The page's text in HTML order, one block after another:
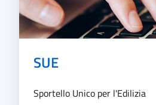
SUE
Sportello Unico per l'Edilizia